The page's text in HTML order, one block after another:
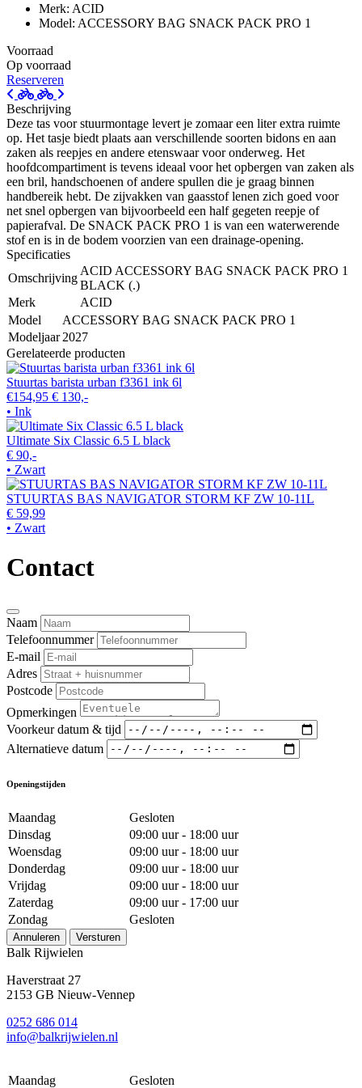
Merk: ACID
Model: ACCESSORY BAG SNACK PACK PRO 1
Voorraad
Op voorraad
Reserveren
Beschrijving
Deze tas voor stuurmontage levert je zomaar een liter extra ruimte
op. Het tasje biedt plaats aan verschillende soorten bidons en aan
zaken als reepjes en andere etenswaar voor onderweg. Het
hoofdcompartiment is tevens ideaal voor het opbergen van zaken als
een bril, handschoenen of andere spullen die je graag binnen
handbereik hebt. De zijvakken van gaasstof lenen zich goed voor
net snel opbergen van bijvoorbeeld een half gegeten reepje of
papierafval. De SNACK PACK PRO 1 is van een waterwerende
stof en is in de bodem voorzien van een drainage-opening.
Specificaties
Omschrijving
ACID ACCESSORY BAG SNACK PACK PRO 1
BLACK (.)
Merk
ACID
Model
ACCESSORY BAG SNACK PACK PRO 1
Modeljaar 2027
Gerelateerde producten
Stuurtas barista urban f3361 ink 6l
€154,95 € 130,-
• Ink
Ultimate Six Classic 6.5 L black
€ 90,-
• Zwart
STUURTAS BAS NAVIGATOR STORM KF ZW 10-11L
€ 59,99
• Zwart
Contact
Naam
Telefoonnummer
E-mail
Adres
Postcode
Opmerkingen
Voorkeur datum & tijd
Alternatieve datum
Openingstijden
Maandag
Gesloten
Dinsdag
09:00 uur - 18:00 uur
Woensdag
09:00 uur - 18:00 uur
Donderdag
09:00 uur - 18:00 uur
Vrijdag
09:00 uur - 18:00 uur
Zaterdag
09:00 uur - 17:00 uur
Zondag
Gesloten
Annuleren Versturen
Balk Rijwielen
Haverstraat 27
2153 GB Nieuw-Vennep
0252 686 014
info@balkrijwielen.nl
Maandag
Gesloten